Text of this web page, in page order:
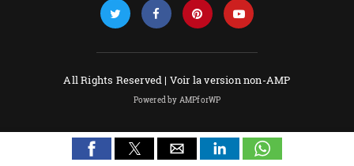
All Rights Reserved | Voir la version non-AMP
Powered by AMPforWP